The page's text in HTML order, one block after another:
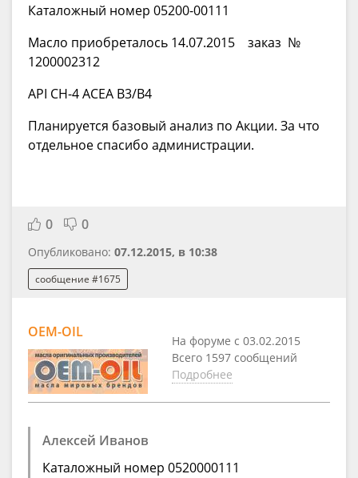
Каталожный номер 05200-00111
Масло приобреталось 14.07.2015 заказ №
1200002312
API CH-4 ACEA B3/B4
Планируется базовый анализ по Акции. За что
отдельное спасибо администрации.
0 0
Опубликовано: 07.12.2015, в 10:38
сообщение #1675
OEM-OIL
На форуме с 03.02.2015
Всего 1597 сообщений
Подробнее
Алексей Иванов
Каталожный номер 0520000111